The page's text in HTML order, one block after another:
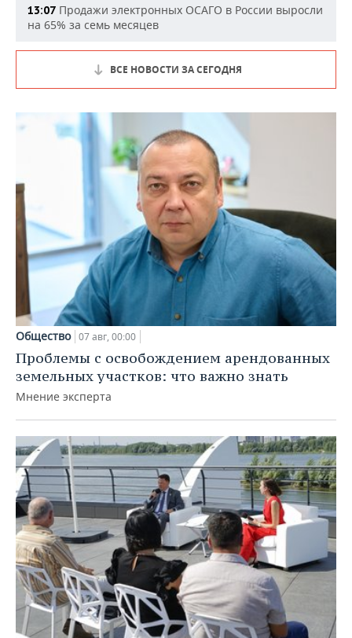
13:07 Продажи электронных ОСАГО в России выросли
на 65% за семь месяцев
ВСЕ НОВОСТИ ЗА СЕГОДНЯ
Общество 07 авг, 00:00
Проблемы с освобождением арендованных
земельных участков: что важно знать
Мнение эксперта